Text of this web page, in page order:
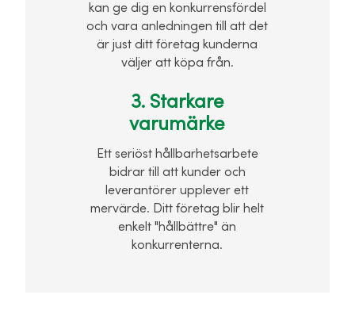
kan ge dig en konkurrensfördel
och vara anledningen till att det
är just ditt företag kunderna
väljer att köpa från.
3. Starkare
varumärke
Ett seriöst hållbarhetsarbete
bidrar till att kunder och
leverantörer upplever ett
mervärde. Ditt företag blir helt
enkelt "hållbättre" än
konkurrenterna.